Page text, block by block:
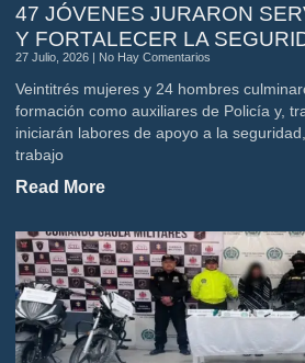
47 JÓVENES JURARON
Y FORTALECER LA
27 Julio, 2026 No Hay Comentarios
Veintitrés mujeres y 24 hombres
formación como auxiliares de Policía y,
iniciarán labores de apoyo a la
trabajo
Read More